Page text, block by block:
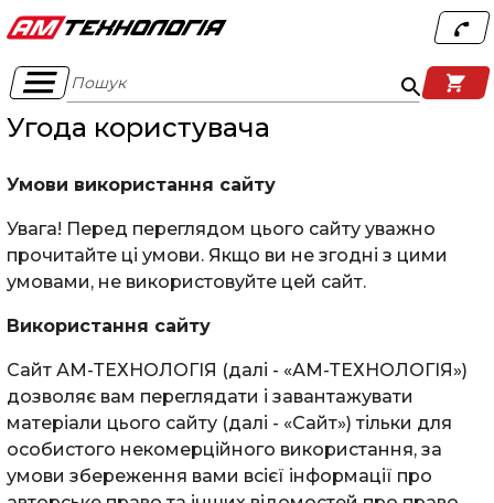
Пошук
Угода користувача
Умови використання сайту
Увага! Перед переглядом цього сайту уважно
прочитайте ці умови. Якщо ви не згодні з цими
умовами, не використовуйте цей сайт.
Використання сайту
Сайт АМ-ТЕХНОЛОГІЯ (далі - «АМ-ТЕХНОЛОГІЯ»)
дозволяє вам переглядати і завантажувати
матеріали цього сайту (далі - «Сайт») тільки для
особистого некомерційного використання, за
умови збереження вами всієї інформації про